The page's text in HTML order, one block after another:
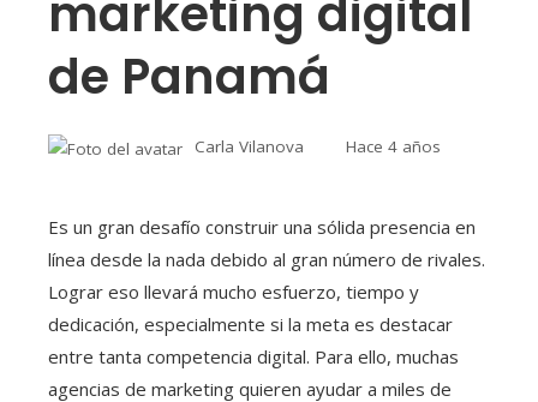
marketing digital
de Panamá
Carla Vilanova Hace 4 años
Es un gran desafío construir una sólida presencia en
línea desde la nada debido al gran número de rivales.
Lograr eso llevará mucho esfuerzo, tiempo y
dedicación, especialmente si la meta es destacar
entre tanta competencia digital. Para ello, muchas
agencias de marketing quieren ayudar a miles de